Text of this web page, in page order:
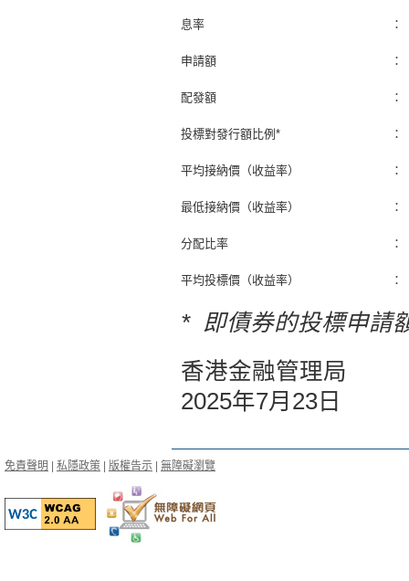
息率 ：
申請額 ：
配發額 ：
投標對發行額比例* ：
平均接納價（收益率） ：
最低接納價（收益率） ：
分配比率 ：
平均投標價（收益率） ：
* 即債券的投標申請
香港金融管理局
2025年7月23日
免責聲明 私隱政策 版權告示 無障礙瀏覽